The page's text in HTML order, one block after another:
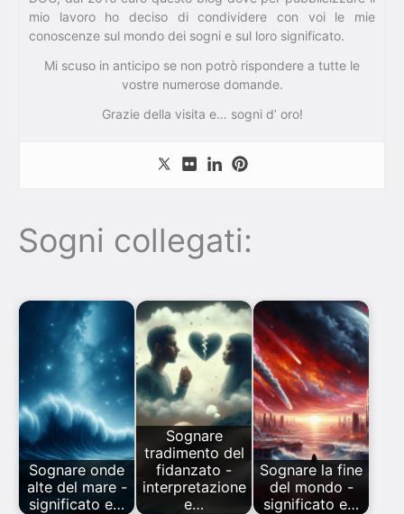
mio lavoro ho deciso di condividere con voi le mie
conoscenze sul mondo dei sogni e sul loro significato.
Mi scuso in anticipo se non potrò rispondere a tutte le
vostre numerose domande.
Grazie della visita e… sogni d’ oro!
Sogni collegati:
Sognare onde
alte del mare -
significato e…
Sognare
tradimento del
fidanzato -
interpretazione
e…
Sognare la fine
del mondo -
significato e…